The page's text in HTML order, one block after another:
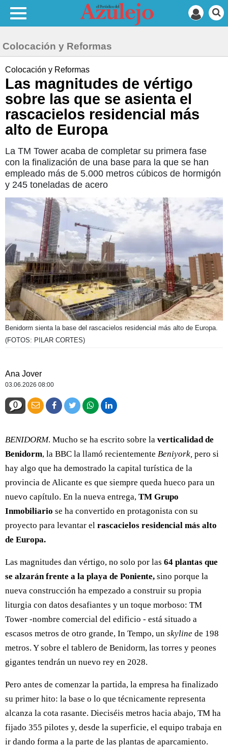
Colocación y Reformas
Colocación y Reformas
Las magnitudes de vértigo
sobre las que se asienta el
rascacielos residencial más
alto de Europa
La TM Tower acaba de completar su primera fase
con la finalización de una base para la que se han
empleado más de 5.000 metros cúbicos de hormigón
y 245 toneladas de acero
Benidorm sienta la base del rascacielos residencial más alto de Europa.
(FOTOS: PILAR CORTES)
Ana Jover
03.06.2026 08:00
0
BENIDORM. Mucho se ha escrito sobre la verticalidad de
Benidorm, la BBC la llamó recientemente Beniyork, pero si
hay algo que ha demostrado la capital turística de la
provincia de Alicante es que siempre queda hueco para un
nuevo capítulo. En la nueva entrega, TM Grupo
Inmobiliario se ha convertido en protagonista con su
proyecto para levantar el rascacielos residencial más alto
de Europa.
Las magnitudes dan vértigo, no solo por las 64 plantas que
se alzarán frente a la playa de Poniente, sino porque la
nueva construcción ha empezado a construir su propia
liturgia con datos desafiantes y un toque morboso: TM
Tower -nombre comercial del edificio - está situado a
escasos metros de otro grande, In Tempo, un skyline de 198
metros. Y sobre el tablero de Benidorm, las torres y peones
gigantes tendrán un nuevo rey en 2028.
Pero antes de comenzar la partida, la empresa ha finalizado
su primer hito: la base o lo que técnicamente representa
alcanza la cota rasante. Dieciséis metros hacia abajo, TM ha
fijado 355 pilotes y, desde la superficie, el equipo trabaja en
ir dando forma a la parte de las plantas de aparcamiento.